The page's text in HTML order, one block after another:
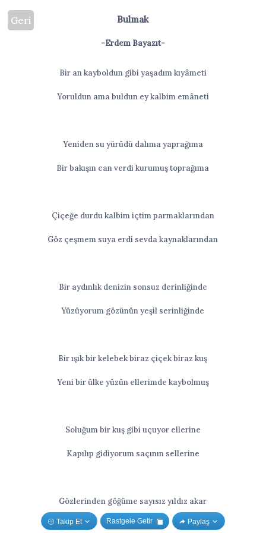
Geri Bulmak
-Erdem Bayazıt-
Bir an kayboldun gibi yaşadım kıyâmeti
Yoruldun ama buldun ey kalbim emâneti
Yeniden su yürüdü dalıma yaprağıma
Bir bakışın can verdi kurumuş toprağıma
Çiçeğe durdu kalbim içtim parmaklarından
Göz çeşmem suya erdi sevda kaynaklarından
Bir aydınlık denizin sonsuz derinliğinde
Yüzüyorum gözünün yeşil serinliğinde
Bir ışık bir kelebek biraz çiçek biraz kuş
Yeni bir ülke yüzün ellerimde kaybolmuş
Soluğum bir kuş gibi uçuyor ellerine
Kapılıp gidiyorum saçının sellerine
Gözlerinden göğüme sayısız yıldız akar
Bir gülüşün içimde binlerce lamba yakar
Takip Et Rastgele Getir Paylaş